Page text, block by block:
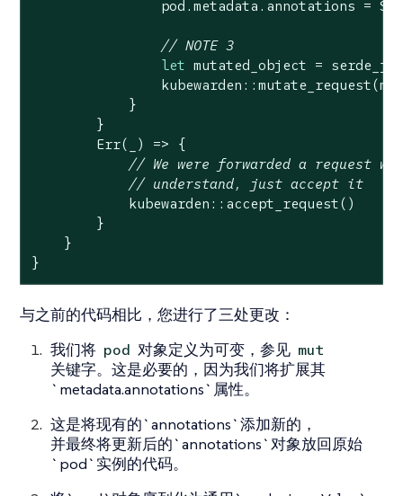
                pod.metadata.annotations =
// NOTE 3
let mutated_object =
            }
        }
Err(_) => {
// We were forwarded a request we
// understand, just accept it
            kubewarden::accept_request()
        }
    }
}
与之前的代码相比，您进行了三处更改：
我们将 pod 对象定义为可变，参见 mut
关键字。这是必要的，因为我们将扩展其
`metadata.annotations`属性。
这是将现有的`annotations`添加新的，
并最终将更新后的`annotations`对象放回原始
`pod`实例的代码。